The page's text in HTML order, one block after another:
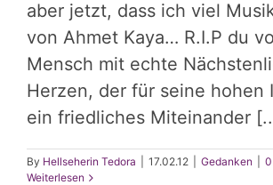
aber jetzt, dass ich viel
von Ahmet Kaya… R.I.P du
Mensch mit echte
Herzen, der für seine hohen
ein friedliches Miteinander
By Hellseherin Tedora 17.02.12 Gedanken
Weiterlesen